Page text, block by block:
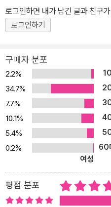
공 홈페이지
질문과 답변 데이터를 철저하게
의 궁금증을 교제에 100% 반영하였습니다. 최대한 단
계적으로 분석하여 시험에 나오
필드로 정리하였습니다. 정말 공
금까지 컴활 1급 시험에 출제된
분만 따로 뽑아 〈시험에 꼭 나오
학습 방향이 제시되어 있습니다. 교재에 수록된 내용 및 학습 방향을
파악하지 못한 채 무작정 공부하
조언’, ‘잠깐만요’ 등의 코너를 두
지?”, “어느 부분이 중요한지?”,
법은 없는지?” 등 옆에서 선생님
인을 제공했습니다. 스프레드시트와 데이터베이스 과목은 실습이 중
요하지 않나요? 스프레드시트와 데이터베이스 과목은 실습과 병행하
로그인하면 내가 남긴 글과 친구
로그인하기
구매자 분포
2.2%
34.7%
7.7%
10.1%
5.4%
0.2%
60
여성
평점 분포